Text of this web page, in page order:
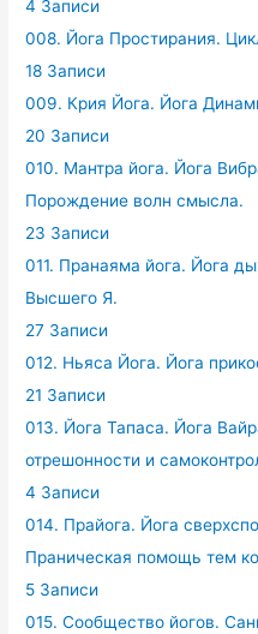
4 Записи
008. Йога Простирания.
18 Записи
009. Крия Йога. Йога
20 Записи
010. Мантра йога. Йога
Порождение волн смысла.
23 Записи
011. Пранаяма йога. Йога
Высшего Я.
27 Записи
012. Ньяса Йога. Йога
21 Записи
013. Йога Тапаса. Йога
отрешонности и
4 Записи
014. Прайога. Йога
Праническая помощь тем
5 Записи
015. Сообщество йогов.